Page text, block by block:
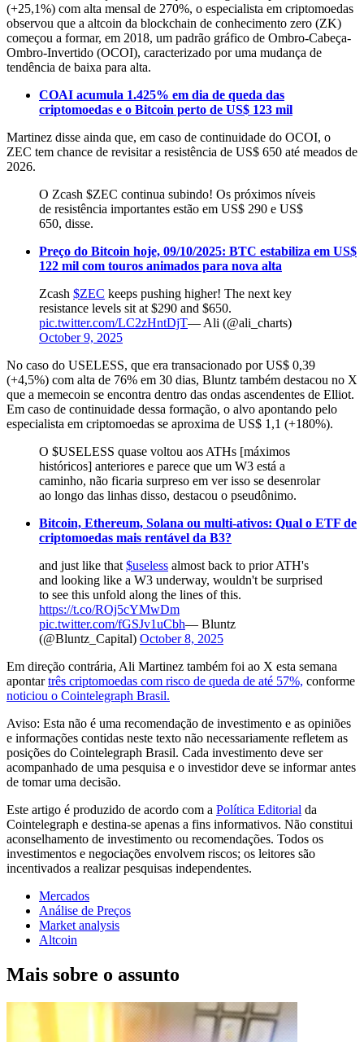
(+25,1%) com alta mensal de 270%, o especialista em criptomoedas
observou que a altcoin da blockchain de conhecimento zero (ZK)
começou a formar, em 2018, um padrão gráfico de Ombro-Cabeça-
Ombro-Invertido (OCOI), caracterizado por uma mudança de
tendência de baixa para alta.
COAI acumula 1.425% em dia de queda das
criptomoedas e o Bitcoin perto de US$ 123 mil
Martinez disse ainda que, em caso de continuidade do OCOI, o
ZEC tem chance de revisitar a resistência de US$ 650 até meados de
2026.
O Zcash $ZEC continua subindo! Os próximos níveis
de resistência importantes estão em US$ 290 e US$
650, disse.
Preço do Bitcoin hoje, 09/10/2025: BTC estabiliza em US$
122 mil com touros animados para nova alta
Zcash $ZEC keeps pushing higher! The next key
resistance levels sit at $290 and $650.
pic.twitter.com/LC2zHntDjT— Ali (@ali_charts)
October 9, 2025
No caso do USELESS, que era transacionado por US$ 0,39
(+4,5%) com alta de 76% em 30 dias, Bluntz também destacou no X
que a memecoin se encontra dentro das ondas ascendentes de Elliot.
Em caso de continuidade dessa formação, o alvo apontando pelo
especialista em criptomoedas se aproxima de US$ 1,1 (+180%).
O $USELESS quase voltou aos ATHs [máximos
históricos] anteriores e parece que um W3 está a
caminho, não ficaria surpreso em ver isso se desenrolar
ao longo das linhas disso, destacou o pseudônimo.
Bitcoin, Ethereum, Solana ou multi-ativos: Qual o ETF de
criptomoedas mais rentável da B3?
and just like that $useless almost back to prior ATH's
and looking like a W3 underway, wouldn't be surprised
to see this unfold along the lines of this.
https://t.co/ROj5cYMwDm
pic.twitter.com/fGSJv1uCbh— Bluntz
(@Bluntz_Capital) October 8, 2025
Em direção contrária, Ali Martinez também foi ao X esta semana
apontartrês criptomoedas com risco de queda de até 57%, conforme
noticiou o Cointelegraph Brasil.
Aviso: Esta não é uma recomendação de investimento e as opiniões
e informações contidas neste texto não necessariamente refletem as
posições do Cointelegraph Brasil. Cada investimento deve ser
acompanhado de uma pesquisa e o investidor deve se informar antes
de tomar uma decisão.
Este artigo é produzido de acordo com a Política Editorial da
Cointelegraph e destina-se apenas a fins informativos. Não constitui
aconselhamento de investimento ou recomendações. Todos os
investimentos e negociações envolvem riscos; os leitores são
incentivados a realizar pesquisas independentes.
Mercados
Análise de Preços
Market analysis
Altcoin
Mais sobre o assunto